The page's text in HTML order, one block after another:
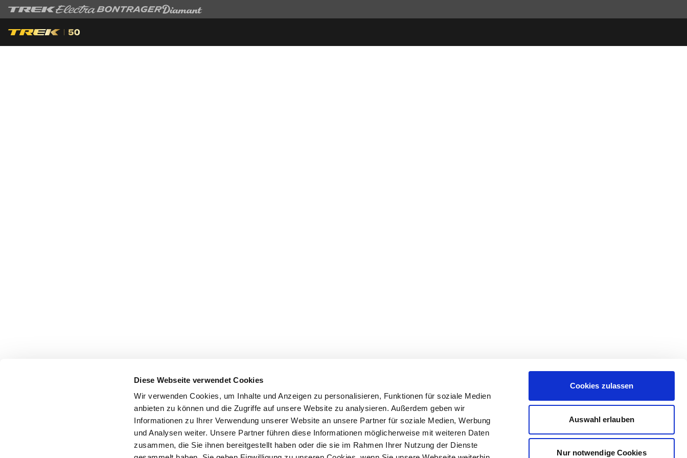
Diese Webseite verwendet Cookies
Wir verwenden Cookies, um Inhalte und Anzeigen zu personalisieren, Funktionen für soziale Medien
anbieten zu können und die Zugriffe auf unsere Website zu analysieren. Außerdem geben wir
Informationen zu Ihrer Verwendung unserer Website an unsere Partner für soziale Medien, Werbung
und Analysen weiter. Unsere Partner führen diese Informationen möglicherweise mit weiteren Daten
zusammen, die Sie ihnen bereitgestellt haben oder die sie im Rahmen Ihrer Nutzung der Dienste
Cookies zulassen
Auswahl erlauben
Nur notwendige Cookies